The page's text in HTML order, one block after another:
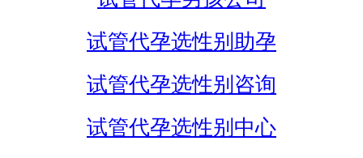
试管代孕选性别助孕
试管代孕选性别咨询
试管代孕选性别中心